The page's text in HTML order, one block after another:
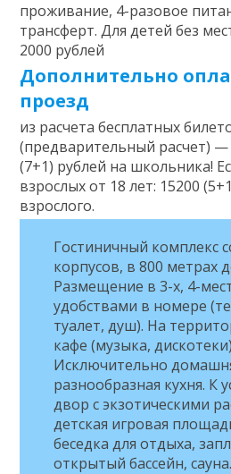
проживание, 4-разовое
трансферт. Для детей без
2000 рублей
Дополнительно
проезд
из расчета бесплатных
(предварительный расчет) —
(7+1) рублей на школьника!
взрослых от 18 лет: 15200
взрослого.
Гостиничный комплекс
корпусов, в 800 метрах
Размещение в 3-х, 4-
удобствами в номере
туалет, душ). На
кафе (музыка,
Исключительно
разнообразная кухня. К
двор с экзотическими
детская игровая
беседка для отдыха,
открытый бассейн, сауна.